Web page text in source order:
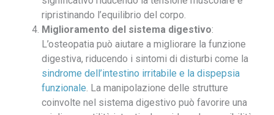
ripristinando l’equilibrio del corpo.
Miglioramento del sistema digestivo:
L’osteopatia può aiutare a migliorare la funzione
digestiva, riducendo i sintomi di disturbi come la
sindrome dell’intestino irritabile e la dispepsia
funzionale. La manipolazione delle strutture
coinvolte nel sistema digestivo può favorire una